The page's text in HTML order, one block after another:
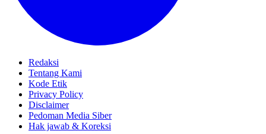
Redaksi
Tentang Kami
Kode Etik
Privacy Policy
Disclaimer
Pedoman Media Siber
Hak jawab & Koreksi